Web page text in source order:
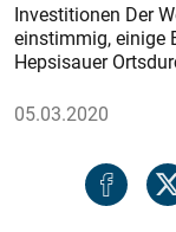
Investitionen Der
einstimmig, einige
Hepsisauer
05.03.2020